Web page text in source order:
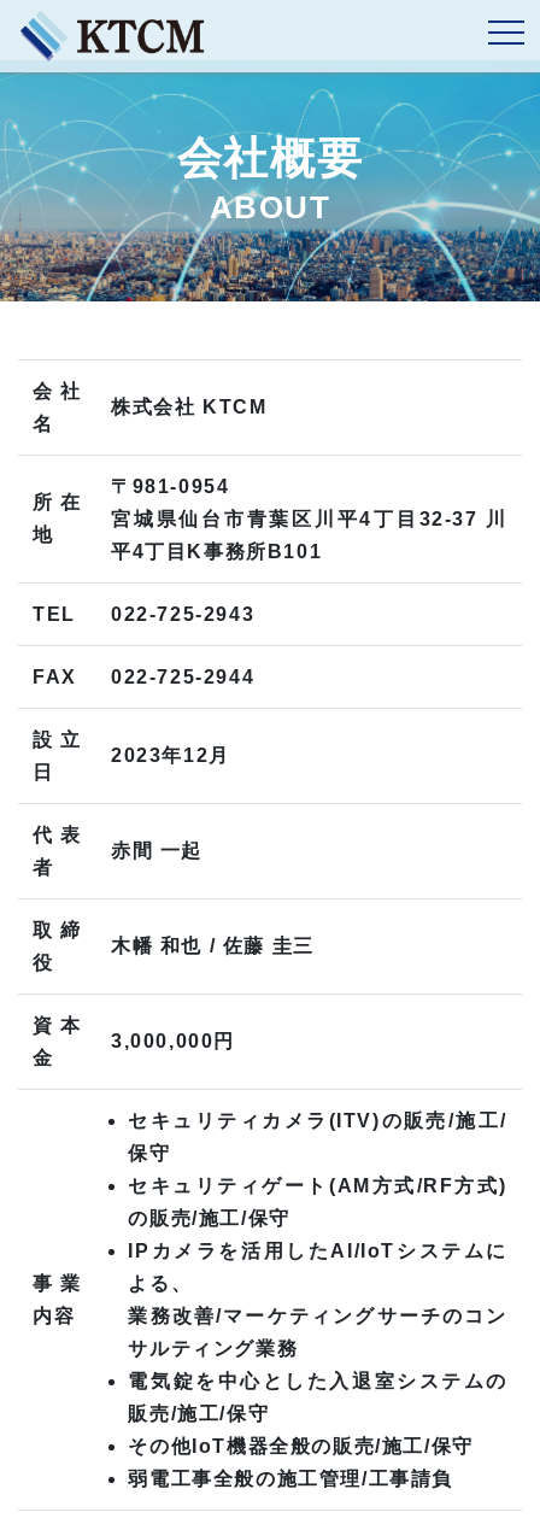
会社概要
ABOUT
会社
名
株式会社 KTCM
所在
地
〒981-0954
宮城県仙台市青葉区川平4丁目32-37 川
平4丁目K事務所B101
TEL 022-725-2943
FAX 022-725-2944
設立
日
2023年12月
代表
者
赤間 一起
取締
役
木幡 和也 / 佐藤 圭三
資本
金
3,000,000円
事業
内容
セキュリティカメラ(ITV)の販売/施工/
保守
セキュリティゲート(AM方式/RF方式)
の販売/施工/保守
IPカメラを活用したAI/IoTシステムに
よる、
業務改善/マーケティングサーチのコン
サルティング業務
電気錠を中心とした入退室システムの
販売/施工/保守
その他IoT機器全般の販売/施工/保守
弱電工事全般の施工管理/工事請負